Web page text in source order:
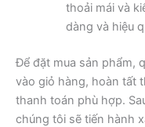
thoải mái và
dàng và hiệu
Để đặt mua sản phẩm,
vào giỏ hàng, hoàn tất
thanh toán phù hợp.
chúng tôi sẽ tiến hành